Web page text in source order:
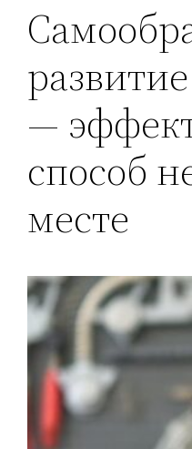
—
способ
месте